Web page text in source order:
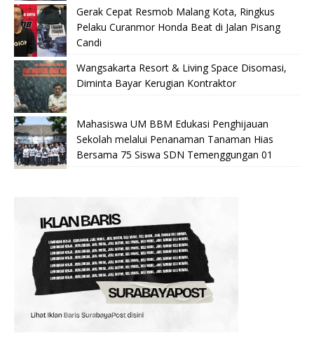
Gerak Cepat Resmob Malang Kota, Ringkus
Pelaku Curanmor Honda Beat di Jalan Pisang
Candi
Wangsakarta Resort & Living Space Disomasi,
Diminta Bayar Kerugian Kontraktor
Mahasiswa UM BBM Edukasi Penghijauan
Sekolah melalui Penanaman Tanaman Hias
Bersama 75 Siswa SDN Temenggungan 01